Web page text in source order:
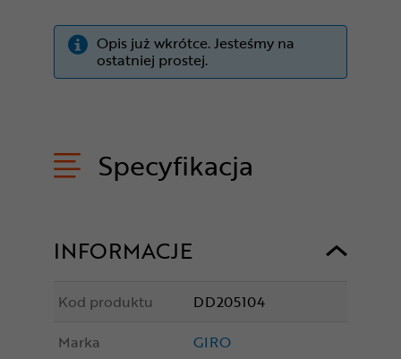
Opis już wkrótce. Jesteśmy na
ostatniej prostej.
Specyfikacja
INFORMACJE
Kod produktu
DD205104
Marka
GIRO